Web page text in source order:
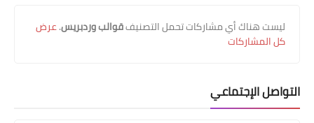
‏ليست هناك أي مشاركات تحمل التصنيفقوالب وردبريس.عرض
كل المشاركات
التواصل الإجتماعي